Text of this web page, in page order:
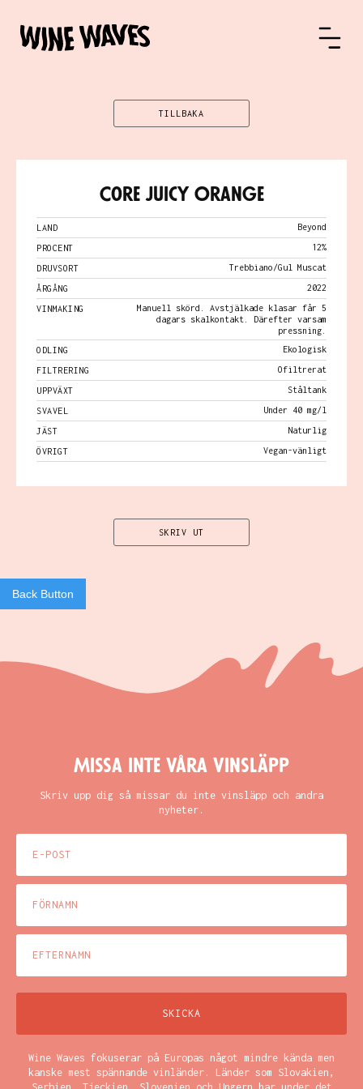
TILLBAKA
Core Juicy Orange
LAND Beyond
PROCENT 12%
DRUVSORT Trebbiano/Gul Muscat
ÅRGÅNG 2022
VINMAKING
Manuell skörd. Avstjälkade klasar får 5
dagars skalkontakt. Därefter varsam
pressning.
ODLING
Ekologisk
FILTRERING Ofiltrerat
UPPVÄXT Ståltank
SVAVEL Under 40 mg/l
JÄST Naturlig
ÖVRIGT Vegan-vänligt
SKRIV UT
Back Button
Missa inte våra vinsläpp
Skriv upp dig så missar du inte vinsläpp och andra
nyheter.
Wine Waves fokuserar på Europas något mindre kända men
kanske mest spännande vinländer. Länder som Slovakien,